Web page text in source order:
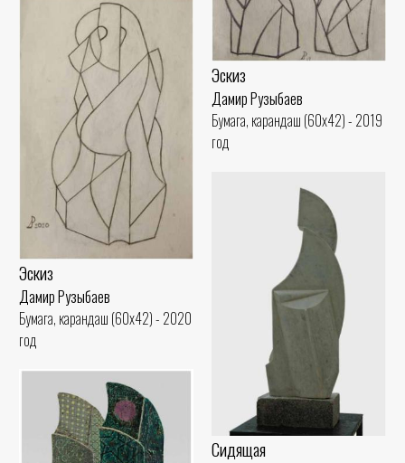
Эскиз
Дамир Рузыбаев
Бумага, карандаш (60x42) - 2019
год
Эскиз
Дамир Рузыбаев
Бумага, карандаш (60x42) - 2020
год
Сидящая